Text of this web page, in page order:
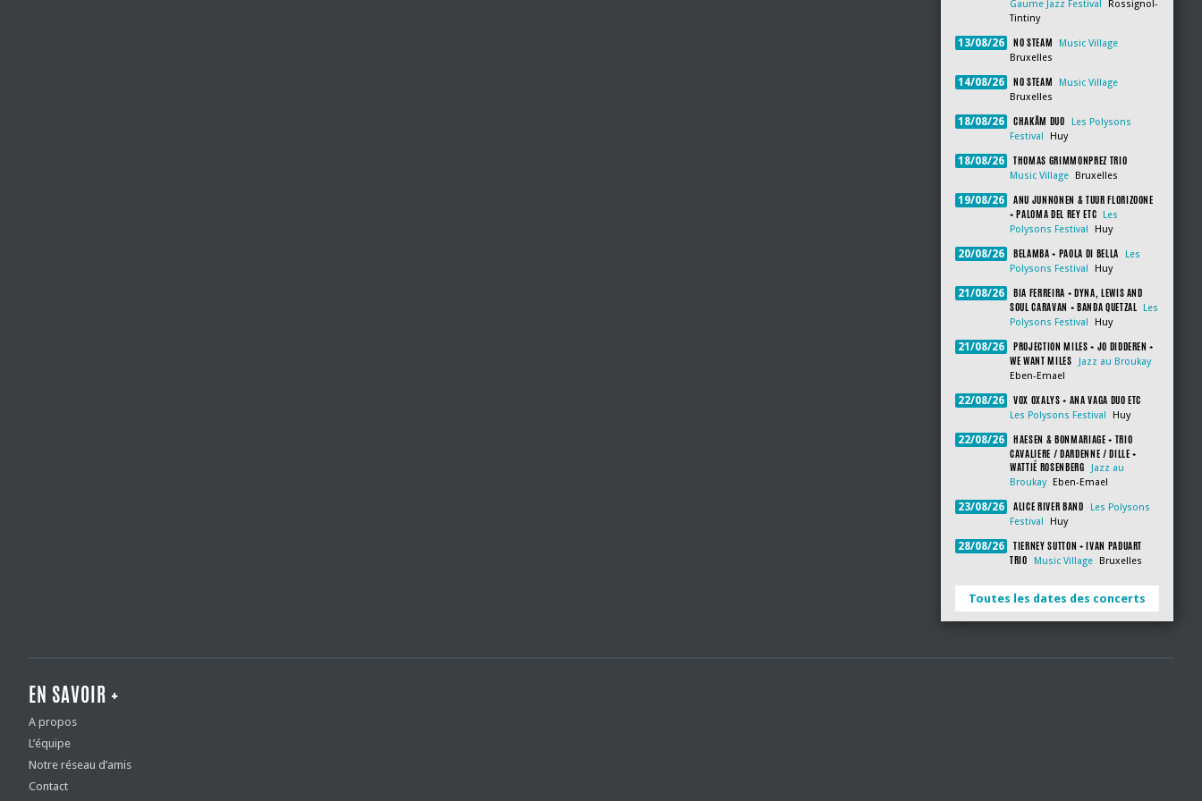
Gaume Jazz Festival
Rossignol-
Tintiny
13/08/26 NO STEAM
Music Village
Bruxelles
14/08/26 NO STEAM
Music Village
Bruxelles
18/08/26 CHAKÂM DUO
Les Polysons
Festival
Huy
18/08/26 THOMAS GRIMMONPREZ TRIO
Music Village Bruxelles
19/08/26
ANU JUNNONEN & TUUR FLORIZOONE
+ PALOMA DEL REY ETC
Les
Polysons Festival
Huy
20/08/26 BELAMBA + PAOLA DI BELLA
Les
Polysons Festival
Huy
21/08/26
BIA FERREIRA + DYNA, LEWIS AND
SOUL CARAVAN + BANDA QUETZAL
Les
Polysons Festival
Huy
21/08/26
PROJECTION MILES + JO DIDDEREN +
WE WANT MILES
Jazz au Broukay
Eben-Emael
22/08/26 VOX OXALYS + ANA VAGA DUO ETC
Les Polysons Festival Huy
22/08/26
HAESEN & BONMARIAGE + TRIO
CAVALIERE / DARDENNE / DILLE +
WATTIÉ ROSENBERG
Jazz au
Broukay
Eben-Emael
23/08/26 ALICE RIVER BAND
Les Polysons
Festival
Huy
28/08/26
TIERNEY SUTTON + IVAN PADUART
TRIO
Music Village Bruxelles
Toutes les dates des concerts
EN SAVOIR +
A propos
L’équipe
Notre réseau d’amis
Contact